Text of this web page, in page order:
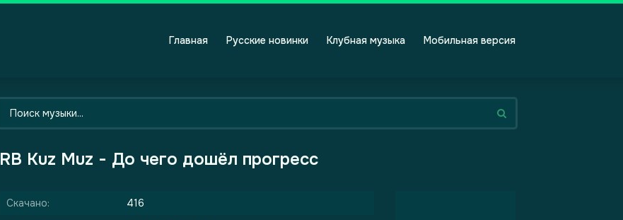
Главная Русские новинки Клубная музыка Мобильная версия
RB Kuz Muz - До чего дошёл прогресс
Скачано:
416